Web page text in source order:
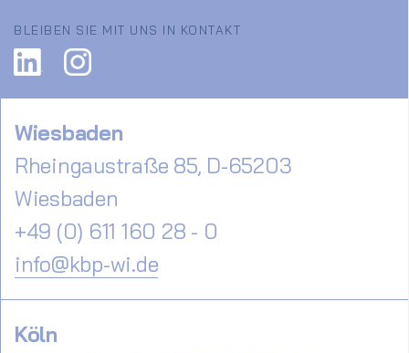
BLEIBEN SIE MIT UNS IN KONTAKT
Wiesbaden
Rheingaustraße 85, D-65203
Wiesbaden
+49 (0) 611 160 28 - 0
info@kbp-wi.de
Köln